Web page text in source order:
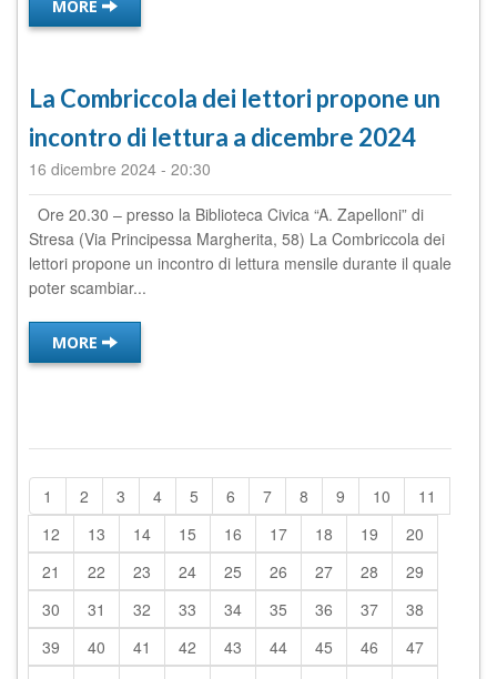
MORE
La Combriccola dei lettori propone un
incontro di lettura a dicembre 2024
16 dicembre 2024 - 20:30
Ore 20.30 – presso la Biblioteca Civica “A. Zapelloni” di
Stresa (Via Principessa Margherita, 58) La Combriccola dei
lettori propone un incontro di lettura mensile durante il quale
poter scambiar...
MORE
1 2 3 4 5 6 7 8 9 10
11
12
13 14 15 16 17 18 19
20
21
22 23 24 25 26 27 28
29
30
31 32 33 34 35 36 37
38
39
40 41 42 43 44 45 46
47